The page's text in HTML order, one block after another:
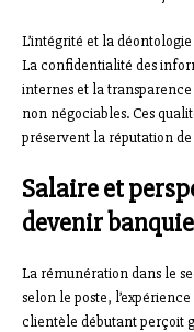
L’intégrité et la
La confidentialité des
internes et la
non négociables. Ces
préservent la réputation de
Salaire et
devenir
La rémunération dans le
selon le poste,
clientèle débutant perçoit